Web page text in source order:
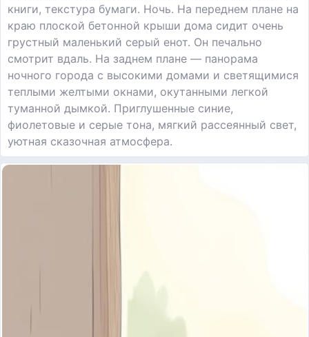
книги, текстура бумаги. Ночь. На переднем плане на
краю плоской бетонной крыши дома сидит очень
грустный маленький серый енот. Он печально
смотрит вдаль. На заднем плане — панорама
ночного города с высокими домами и светящимися
теплыми желтыми окнами, окутанными легкой
туманной дымкой. Приглушенные синие,
фиолетовые и серые тона, мягкий рассеянный свет,
уютная сказочная атмосфера.